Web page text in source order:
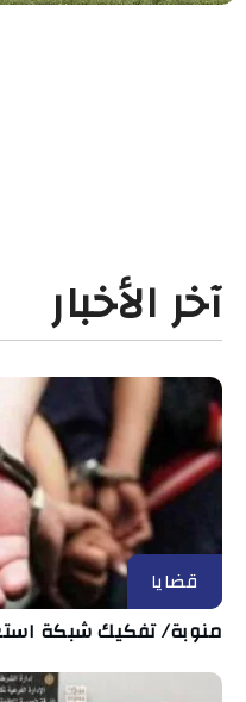
آخر الأخبار
قضايا
منوبة/ تفكيك شبكة